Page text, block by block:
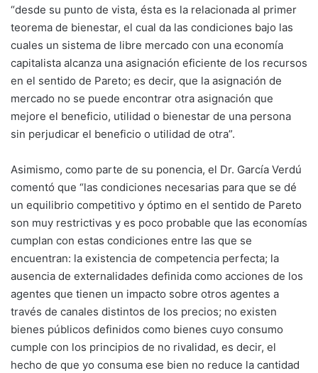
“desde su punto de vista, ésta es la relacionada al primer
teorema de bienestar, el cual da las condiciones bajo las
cuales un sistema de libre mercado con una economía
capitalista alcanza una asignación eficiente de los recursos
en el sentido de Pareto; es decir, que la asignación de
mercado no se puede encontrar otra asignación que
mejore el beneficio, utilidad o bienestar de una persona
sin perjudicar el beneficio o utilidad de otra”.
Asimismo, como parte de su ponencia, el Dr. García Verdú
comentó que “las condiciones necesarias para que se dé
un equilibrio competitivo y óptimo en el sentido de Pareto
son muy restrictivas y es poco probable que las economías
cumplan con estas condiciones entre las que se
encuentran: la existencia de competencia perfecta; la
ausencia de externalidades definida como acciones de los
agentes que tienen un impacto sobre otros agentes a
través de canales distintos de los precios; no existen
bienes públicos definidos como bienes cuyo consumo
cumple con los principios de no rivalidad, es decir, el
hecho de que yo consuma ese bien no reduce la cantidad